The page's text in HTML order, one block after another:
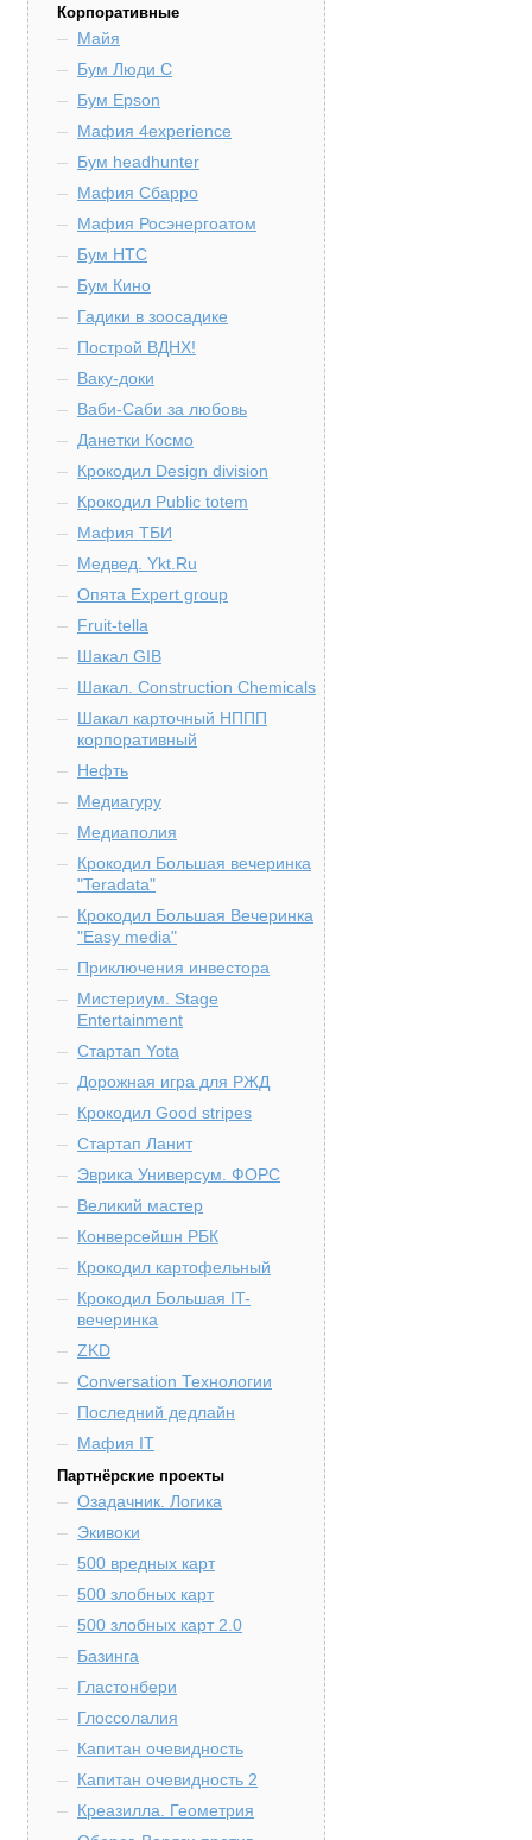
Корпоративные
Майя
Бум Люди С
Бум Epson
Мафия 4experience
Бум headhunter
Мафия Сбарро
Мафия Росэнергоатом
Бум HTC
Бум Кино
Гадики в зоосадике
Построй ВДНХ!
Ваку-доки
Ваби-Саби за любовь
Данетки Космо
Крокодил Design division
Крокодил Public totem
Мафия ТБИ
Медвед. Ykt.Ru
Опята Expert group
Fruit-tella
Шакал GIB
Шакал. Construction Chemicals
Шакал карточный НППП
корпоративный
Нефть
Медиагуру
Медиаполия
Крокодил Большая вечеринка
"Teradata"
Крокодил Большая Вечеринка
"Easy media"
Приключения инвестора
Мистериум. Stage
Entertainment
Стартап Yota
Дорожная игра для РЖД
Крокодил Good stripes
Стартап Ланит
Эврика Универсум. ФОРС
Великий мастер
Конверсейшн РБК
Крокодил картофельный
Крокодил Большая IT-
вечеринка
ZKD
Conversation Технологии
Последний дедлайн
Мафия IT
Партнёрские проекты
Озадачник. Логика
Экивоки
500 вредных карт
500 злобных карт
500 злобных карт 2.0
Базинга
Гластонбери
Глоссолалия
Капитан очевидность
Капитан очевидность 2
Креазилла. Геометрия